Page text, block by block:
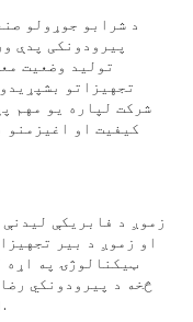
د شرابو جوړولو
پیرودونکی پدې
تولید وضعیت
تجهیزاتو
شرکت لپاره یو مهم
کیفیت او اغیزمنو
زموږ د فابریکې
او زموږ د بیر
ټیکنالوژۍ په اړه
څخه د پیرودونکي
او نوښت لپاره زموږ د ژمنې تصدیق کوي.